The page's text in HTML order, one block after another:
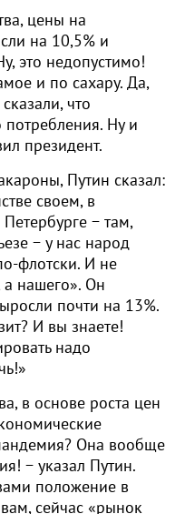
цены на
на 10,5% и
это недопустимо!
и по сахару. Да,
что
потребления. Ну и
президент.
Путин сказал:
своем, в
− там,
− у нас народ
флотски. И не
а нашего». Он
почти на 13%.
И вы знаете!
надо
в основе роста цен
Она вообще
− указал Путин.
положение в
сейчас «рынок